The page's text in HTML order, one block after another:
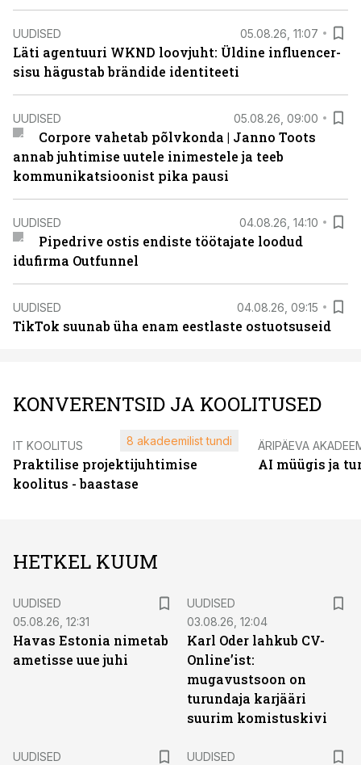
UUDISED 05.08.26, 11:07
Läti agentuuri WKND loovjuht: Üldine influencer-
sisu hägustab brändide identiteeti
UUDISED 05.08.26, 09:00
Corpore vahetab põlvkonda | Janno Toots
annab juhtimise uutele inimestele ja teeb
kommunikatsioonist pika pausi
UUDISED 04.08.26, 14:10
Pipedrive ostis endiste töötajate loodud
idufirma Outfunnel
UUDISED 04.08.26, 09:15
TikTok suunab üha enam eestlaste ostuotsuseid
KONVERENTSID JA KOOLITUSED
IT KOOLITUS
Praktilise projektijuhtimise
koolitus - baastase
8 akadeemilist tundi ÄRIPÄEVA
AI müügis ja
HETKEL KUUM
UUDISED
05.08.26, 12:31
Havas Estonia nimetab
ametisse uue juhi
UUDISED
03.08.26, 12:04
Karl Oder lahkub CV-
Online’ist:
mugavustsoon on
turundaja karjääri
suurim komistuskivi
UUDISED
UUDISED